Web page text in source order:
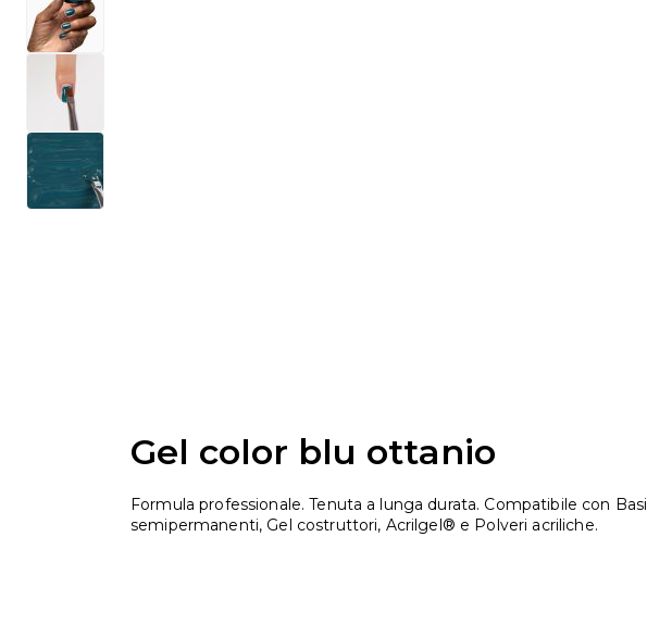
Gel color blu ottanio
Formula professionale. Tenuta a lunga durata. Compatibile con Basi
semipermanenti, Gel costruttori, Acrilgel® e Polveri acriliche.